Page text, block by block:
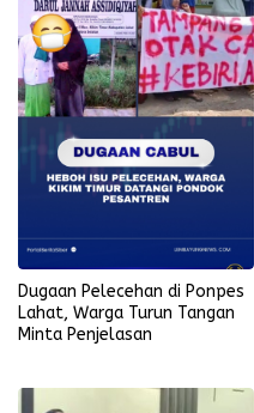
Dugaan Pelecehan di Ponpes
Lahat, Warga Turun Tangan
Minta Penjelasan